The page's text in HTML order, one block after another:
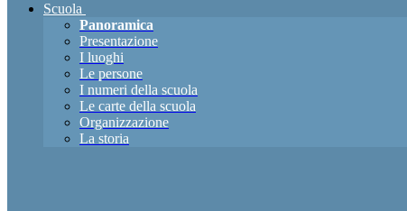
Scuola
Panoramica
Presentazione
I luoghi
Le persone
I numeri della scuola
Le carte della scuola
Organizzazione
La storia